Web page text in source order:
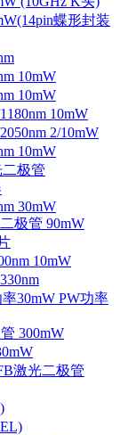
蝶形封装
10mW
10mW
10mW
2/10mW
10mW
二极管
30mW
极管 90mW
10mW
30mW PW功率
300mW
激光二极管